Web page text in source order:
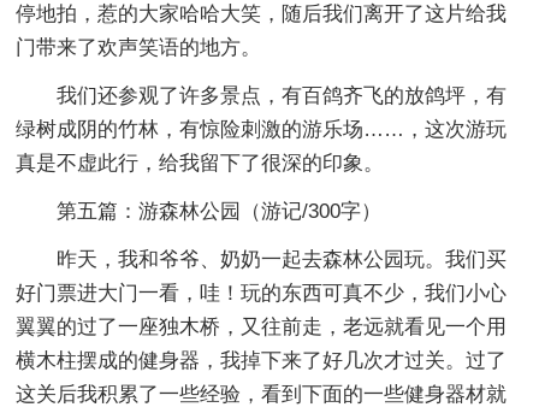
停地拍，惹的大家哈哈大笑，随后我们离开了这片给我
门带来了欢声笑语的地方。
我们还参观了许多景点，有百鸽齐飞的放鸽坪，有
绿树成阴的竹林，有惊险刺激的游乐场……，这次游玩
真是不虚此行，给我留下了很深的印象。
第五篇：游森林公园 （游记/300字）
昨天，我和爷爷、奶奶一起去森林公园玩。我们买
好门票进大门一看，哇！玩的东西可真不少，我们小心
翼翼的过了一座独木桥，又往前走，老远就看见一个用
横木柱摆成的健身器，我掉下来了好几次才过关。过了
这关后我积累了一些经验，看到下面的一些健身器材就